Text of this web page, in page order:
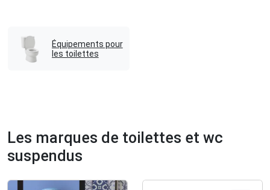
Équipements pour
les toilettes
Les marques de toilettes et wc
suspendus